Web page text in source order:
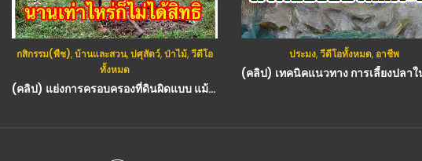
กสิกรรม(พืช),บ้านและสวน,ปศุสัตว์,ป่าไม้,วีดีโอ
ทั้งหมด
(คลิป) แย่งการครอบครองที่ดินผิดแบบ​ แม้ครอบครองนานเท่าไหร่ก็ไม่มีทางได้สิทธิ : วีดีโอ เกษตร
ประมง,วีดีโอทั้งหมด, อาชีพ